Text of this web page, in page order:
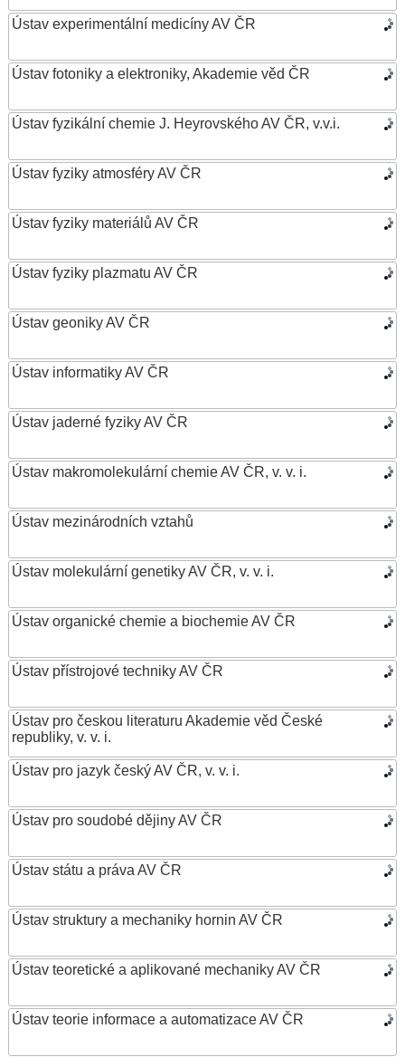
Ústav experimentální medicíny AV ČR
Ústav fotoniky a elektroniky, Akademie věd ČR
Ústav fyzikální chemie J. Heyrovského AV ČR, v.v.i.
Ústav fyziky atmosféry AV ČR
Ústav fyziky materiálů AV ČR
Ústav fyziky plazmatu AV ČR
Ústav geoniky AV ČR
Ústav informatiky AV ČR
Ústav jaderné fyziky AV ČR
Ústav makromolekulární chemie AV ČR, v. v. i.
Ústav mezinárodních vztahů
Ústav molekulární genetiky AV ČR, v. v. i.
Ústav organické chemie a biochemie AV ČR
Ústav přístrojové techniky AV ČR
Ústav pro českou literaturu Akademie věd České
republiky, v. v. i.
Ústav pro jazyk český AV ČR, v. v. i.
Ústav pro soudobé dějiny AV ČR
Ústav státu a práva AV ČR
Ústav struktury a mechaniky hornin AV ČR
Ústav teoretické a aplikované mechaniky AV ČR
Ústav teorie informace a automatizace AV ČR